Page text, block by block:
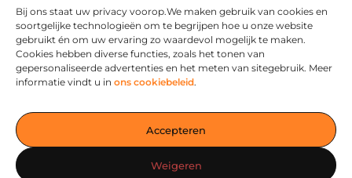
Bij ons staat uw privacy voorop.We maken gebruik van cookies en
soortgelijke technologieën om te begrijpen hoe u onze website
gebruikt én om uw ervaring zo waardevol mogelijk te maken.
Cookies hebben diverse functies, zoals het tonen van
gepersonaliseerde advertenties en het meten van sitegebruik. Meer
informatie vindt u in ons cookiebeleid.
Accepteren
Weigeren
— Verken prikkelende blogs, slimme inzichten en praktische
tips voor een bewuster en slimmer leven. Alles overzichtelijk
verzameld op één platform. Begin vandaag nog op living-
smart.nl!